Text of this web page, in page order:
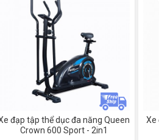
đạp tập thể dục đa năng Queen
Crown 600 Sport - 2in1
Xe